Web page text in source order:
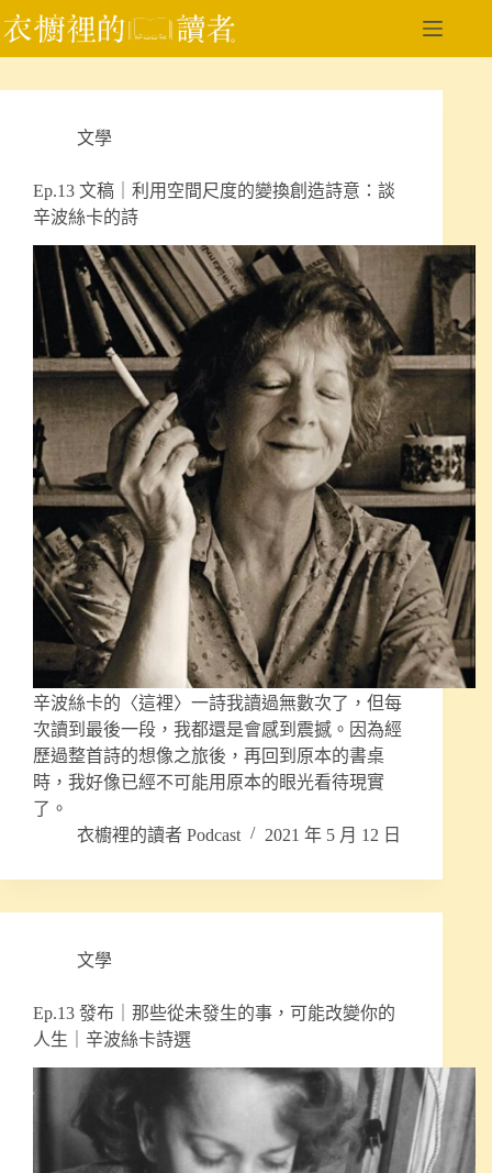
跳
至
要
文學
Ep.13 文稿｜利用空間尺度的變換創造詩意：談
辛波絲卡的詩
辛波絲卡的〈這裡〉一詩我讀過無數次了，但每
次讀到最後一段，我都還是會感到震撼。因為經
歷過整首詩的想像之旅後，再回到原本的書桌
時，我好像已經不可能用原本的眼光看待現實
了。
衣櫥裡的讀者 Podcast
2021 年 5 月 12 日
文學
Ep.13 發布｜那些從未發生的事，可能改變你的
人生｜辛波絲卡詩選